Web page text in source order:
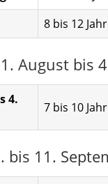
8 bis 12
August bis
4.
7 bis 10
bis 11.